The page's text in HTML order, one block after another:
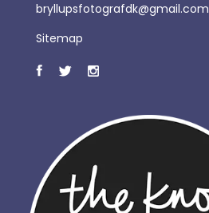
bryllupsfotografdk@gmail.com
Sitemap